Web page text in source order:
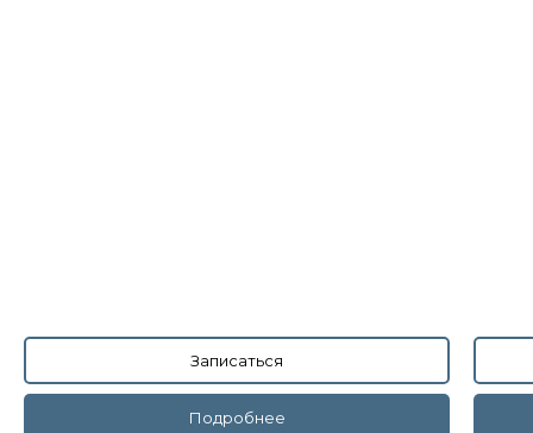
Записаться
Подробнее